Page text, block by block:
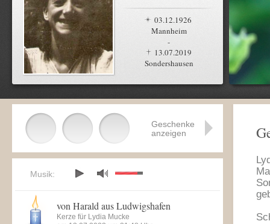
03.12.1926
Mannheim
-
13.07.2019
Sondershausen
Geschenke
anzeigen
Musik:
von Harald aus Ludwigshafen
Kerze für Lydia Mucke